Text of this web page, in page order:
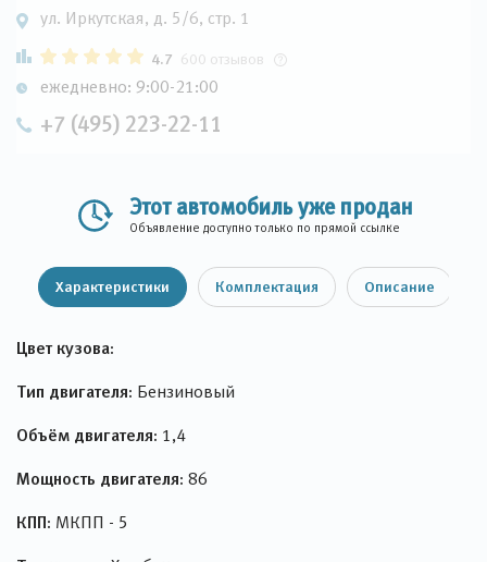
ул. Иркутская, д. 5/6, стр. 1
4.7 600 отзывов
ежедневно: 9:00-21:00
+7 (495) 223-22-11
Этот автомобиль уже продан
Объявление доступно только по прямой ссылке
Характеристики Комплектация Описание
Цвет кузова:
Тип двигателя: Бензиновый
Объём двигателя: 1,4
Мощность двигателя: 86
КПП: МКПП - 5